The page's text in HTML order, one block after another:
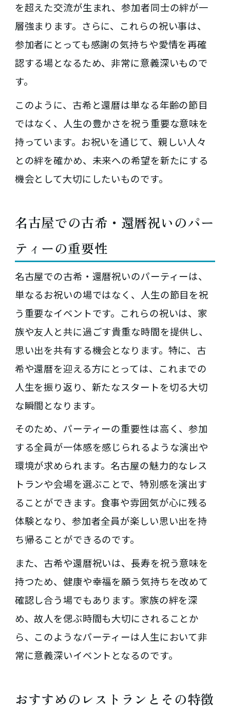
を超えた交流が生まれ、参加者同士の絆が一
層強まります。さらに、これらの祝い事は、
参加者にとっても感謝の気持ちや愛情を再確
認する場となるため、非常に意義深いもので
す。
このように、古希と還暦は単なる年齢の節目
ではなく、人生の豊かさを祝う重要な意味を
持っています。お祝いを通じて、親しい人々
との絆を確かめ、未来への希望を新たにする
機会として大切にしたいものです。
名古屋での古希・還暦祝いのパー
ティーの重要性
名古屋での古希・還暦祝いのパーティーは、
単なるお祝いの場ではなく、人生の節目を祝
う重要なイベントです。これらの祝いは、家
族や友人と共に過ごす貴重な時間を提供し、
思い出を共有する機会となります。特に、古
希や還暦を迎える方にとっては、これまでの
人生を振り返り、新たなスタートを切る大切
な瞬間となります。
そのため、パーティーの重要性は高く、参加
する全員が一体感を感じられるような演出や
環境が求められます。名古屋の魅力的なレス
トランや会場を選ぶことで、特別感を演出す
ることができます。食事や雰囲気が心に残る
体験となり、参加者全員が楽しい思い出を持
ち帰ることができるのです。
また、古希や還暦祝いは、長寿を祝う意味を
持つため、健康や幸福を願う気持ちを改めて
確認し合う場でもあります。家族の絆を深
め、故人を偲ぶ時間も大切にされることか
ら、このようなパーティーは人生において非
常に意義深いイベントとなるのです。
おすすめのレストランとその特徴